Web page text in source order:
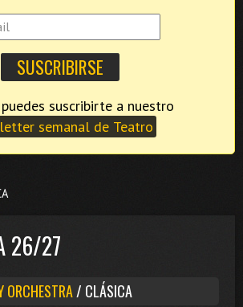
semanal de Teatro
26/27
ORCHESTRA/ CLÁSICA